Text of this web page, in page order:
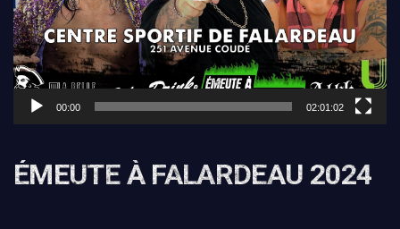
00:00 02:01:02
ÉMEUTE À FALARDEAU 2024